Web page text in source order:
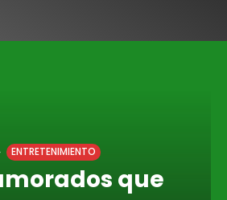
ENTRETENIMIENTO
que